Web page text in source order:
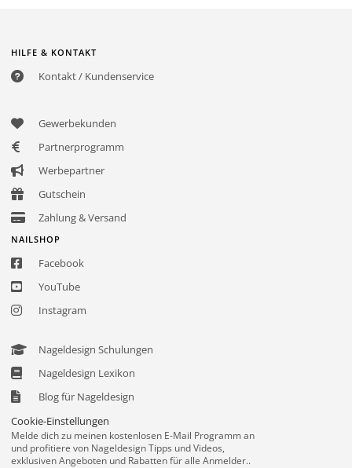
HILFE & KONTAKT
Kontakt / Kundenservice
Gewerbekunden
Partnerprogramm
Werbepartner
Gutschein
Zahlung & Versand
NAILSHOP
Facebook
YouTube
Instagram
Nageldesign Schulungen
Nageldesign Lexikon
Blog für Nageldesign
Cookie-Einstellungen
Melde dich zu meinen kostenlosen E-Mail Programm an
und profitiere von Nageldesign Tipps und Videos,
exklusiven Angeboten und Rabatten für alle Anmelder..